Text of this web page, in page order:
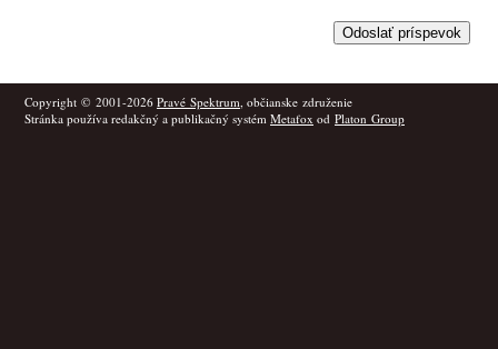
Copyright © 2001-2026 Pravé Spektrum, občianske združenie
Stránka používa redakčný a publikačný systém Metafox od Platon Group